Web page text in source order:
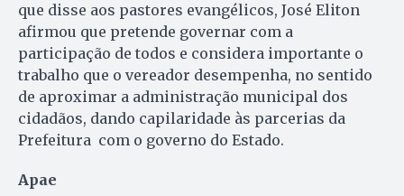
que disse aos pastores evangélicos, José Eliton
afirmou que pretende governar com a
participação de todos e considera importante o
trabalho que o vereador desempenha, no sentido
de aproximar a administração municipal dos
cidadãos, dando capilaridade às parcerias da
Prefeitura com o governo do Estado.
Apae